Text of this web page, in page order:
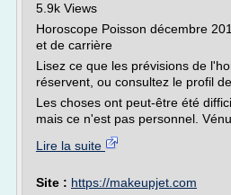
5.9k Views
Horoscope Poisson décembre
et de carrière
Lisez ce que les prévisions de
réservent, ou consultez le profil
Les choses ont peut-être été
mais ce n'est pas personnel.
Lire la suite
Site : https://makeupjet.com